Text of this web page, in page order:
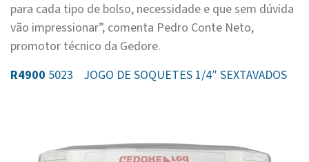
para cada tipo de bolso, necessidade e que sem dúvida
vão impressionar”, comenta Pedro Conte Neto,
promotor técnico da Gedore.
R4900 5023 JOGO DE SOQUETES 1/4″ SEXTAVADOS